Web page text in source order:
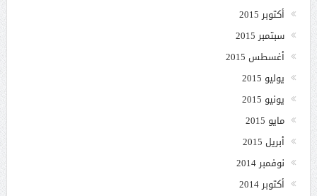
أكتوبر 2015
سبتمبر 2015
أغسطس 2015
يوليو 2015
يونيو 2015
مايو 2015
أبريل 2015
نوفمبر 2014
أكتوبر 2014